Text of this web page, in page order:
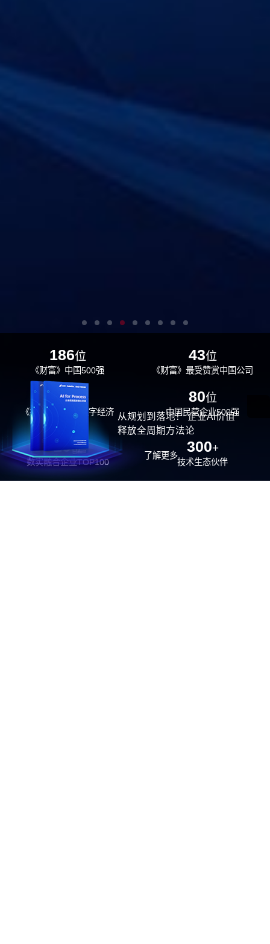
186位
《财富》中国500强
43位
《财富》最受赞赏中国公司
29位
《福布斯》中国数字经济
100强
80位
中国民营企业500强
26位
数实融合企业TOP100
300+
技术生态伙伴
从规划到落地！ 企业AI价值
释放全周期方法论
了解更多